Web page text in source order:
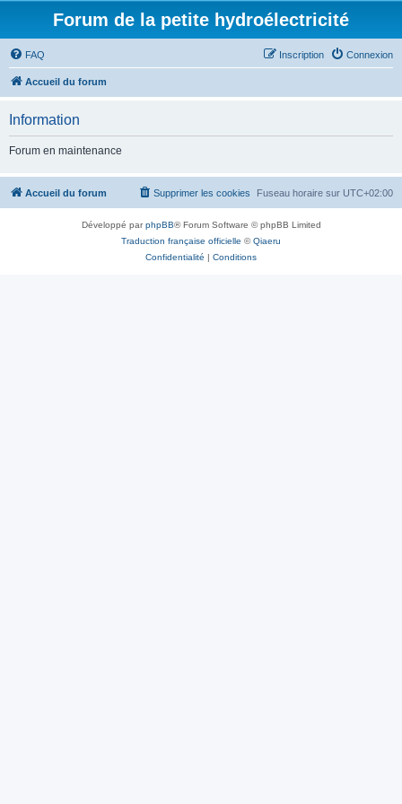
Forum de la petite hydroélectricité
FAQ Connexion
Inscription
Accueil du forum
Information
Forum en maintenance
Accueil du forum Fuseau horaire sur UTC+02:00
Supprimer les cookies
Développé parphpBB® Forum Software © phpBB Limited
Traduction française officielle ©Qiaeru
Confidentialité | Conditions